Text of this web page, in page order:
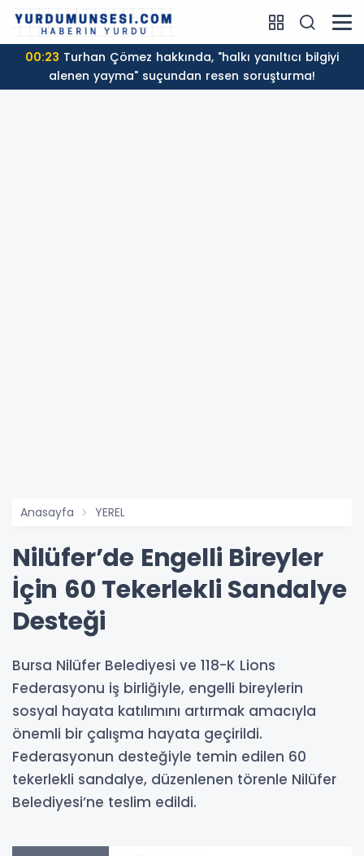
00:23
alenen yayma" suçundan resen soruşturma!
Anasayfa YEREL
Nilüfer’de Engelli Bireyler
İçin 60 Tekerlekli Sandalye
Desteği
Bursa Nilüfer Belediyesi ve 118-K Lions
Federasyonu iş birliğiyle, engelli bireylerin
sosyal hayata katılımını artırmak amacıyla
önemli bir çalışma hayata geçirildi.
Federasyonun desteğiyle temin edilen 60
tekerlekli sandalye, düzenlenen törenle Nilüfer
Belediyesi’ne teslim edildi.